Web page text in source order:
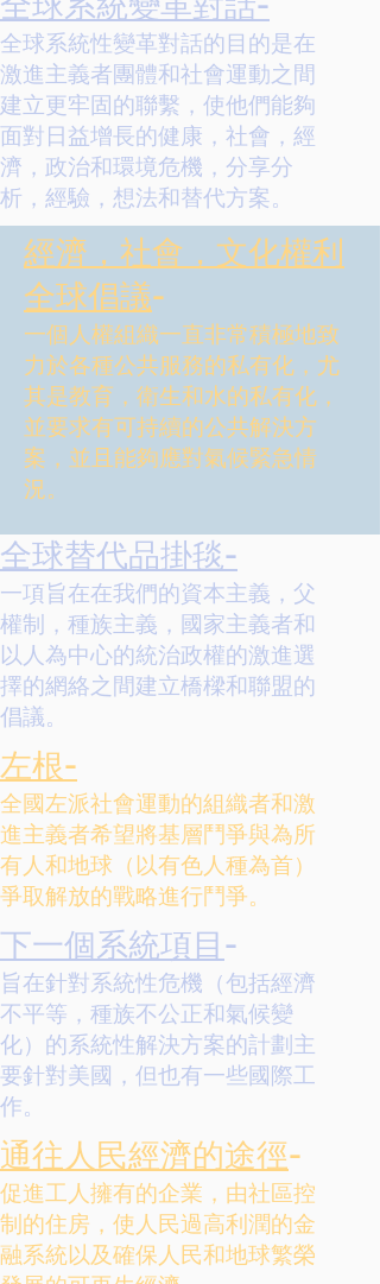
全球系統性變革對話的目的是在
激進主義者團體和社會運動之間
建立更牢固的聯繫，使他們能夠
面對日益增長的健康，社會，經
濟，政治和環境危機，分享分
析，經驗，想法和替代方案。
經濟，社會，文化權利
全球倡議-
一個人權組織一直非常積極地致
力於各種公共服務的私有化，尤
其是教育，衛生和水的私有化，
並要求有可持續的公共解決方
案，並且能夠應對氣候緊急情
況。
全球替代品掛毯-
一項旨在在我們的資本主義，父
權制，種族主義，國家主義者和
以人為中心的統治政權的激進選
擇的網絡之間建立橋樑和聯盟的
倡議。
左根-
全國左派社會運動的組織者和激
進主義者希望將基層鬥爭與為所
有人和地球（以有色人種為首）
爭取解放的戰略進行鬥爭。
下一個系統項目 -
旨在針對系統性危機（包括經濟
不平等，種族不公正和氣候變
化）的系統性解決方案的計劃主
要針對美國，但也有一些國際工
作。
通往人民經濟的途徑-
促進工人擁有的企業，由社區控
制的住房，使人民過高利潤的金
融系統以及確保人民和地球繁榮